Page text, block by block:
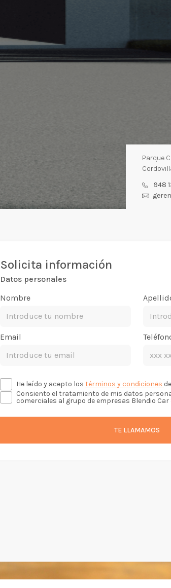
Parque
948
Solicita información
Datos personales
Nombre
Email
He leído y acepto los términos y condiciones
Consiento el tratamiento de mis datos
comerciales al grupo de empresas Blendio Car
TE LLAMAMOS